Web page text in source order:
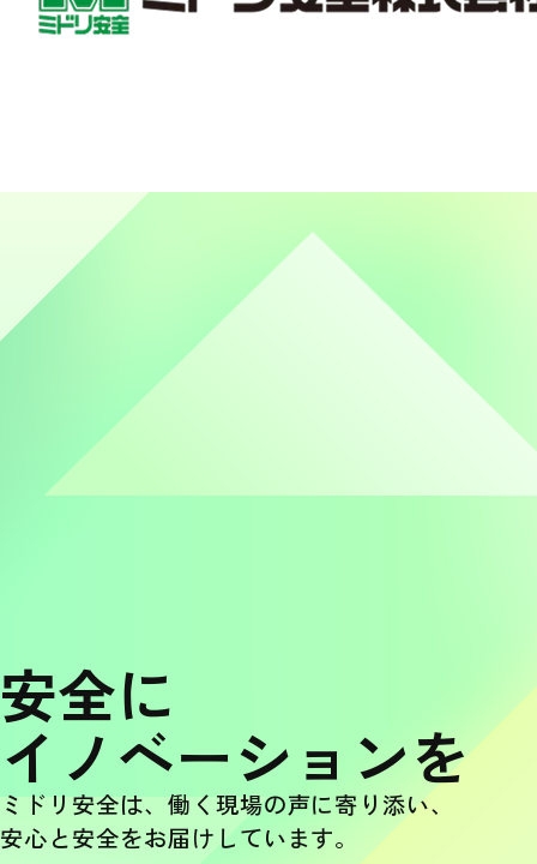
安全に
イノベーションを
ミドリ安全は、働く現場の声に寄り添い、
安心と安全をお届けしています。